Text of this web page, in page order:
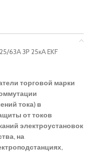
63А 3P 25кА EKF
торговой марки
тока) в
от токов
электроустановок
на